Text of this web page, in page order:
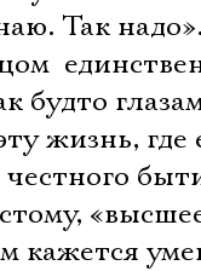
Так

будто
жизнь,
кажется